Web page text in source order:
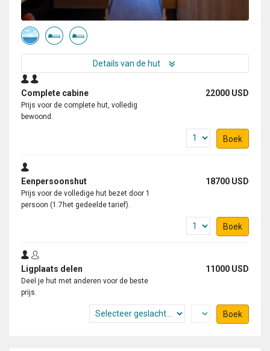
Details van de hut
Complete cabine 22000 USD
Prijs voor de complete hut, volledig
bewoond.
Boek
Eenpersoonshut 18700 USD
Prijs voor de volledige hut bezet door 1
persoon (1.7het gedeelde tarief).
Boek
Ligplaats delen 11000 USD
Deel je hut met anderen voor de beste
prijs.
Boek